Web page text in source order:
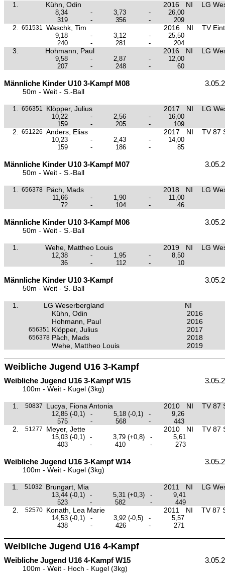
1. Kühn, Odin 2016 NI LG
8,34 - 3,73 -
26,00
319
- 356 - 209
2. 651531 Waschk, Tim 2016 NI TV
9,18 - 3,12 -
25,50
240
- 281 - 204
3. Hohmann, Paul 2016 NI LG
9,58 - 2,87 -
12,00
207
- 248 - 60
Männliche Kinder U10 3-Kampf M08
50m - Weit - S.-Ball
1. 656351 Klöpper, Julius 2017 NI LG
10,22 - 2,56 -
16,00
159
- 205 - 109
2. 651226 Anders, Elias 2017 NI TV 87
10,23 - 2,43 -
14,00
159
- 186 - 85
Männliche Kinder U10 3-Kampf M07
50m - Weit - S.-Ball
1. 656378 Päch, Mads 2018 NI LG
11,66 - 1,90 -
11,00
72
- 104 - 46
Männliche Kinder U10 3-Kampf M06
50m - Weit - S.-Ball
1. Wehe, Mattheo Louis 2019 NI LG
12,38 - 1,95 -
8,50
36
- 112 - 10
Männliche Kinder U10 3-Kampf
50m - Weit - S.-Ball
1. LG Weserbergland
NI
Kühn, Odin
2016
Hohmann, Paul
2016
656351 Klöpper, Julius 2017
656378 Päch, Mads
2018
Wehe, Mattheo Louis
2019
Weibliche Jugend U16 3-Kampf
Weibliche Jugend U16 3-Kampf W15
100m - Weit - Kugel (3kg)
1. 50837 Lucya, Fiona Antonia 2010 NI TV 87
12,85 (-0,1) - 5,18 (-0,1) -
9,26
575
- 568 - 443
2. 51277 Meyer, Jette 2010 NI TV 87
15,03 (-0,1) - 3,79 (+0,8) -
5,61
403
- 410 - 273
Weibliche Jugend U16 3-Kampf W14
100m - Weit - Kugel (3kg)
1. 51032 Brungart, Mia 2011 NI LG
13,44 (-0,1) - 5,31 (+0,3) -
9,41
523
- 582 - 449
2. 52570 Konath, Lea Marie 2011 NI TV 87
14,53 (-0,1) - 3,92 (-0,5) -
5,57
438
- 426 - 271
Weibliche Jugend U16 4-Kampf
Weibliche Jugend U16 4-Kampf W15
100m - Weit - Hoch - Kugel (3kg)